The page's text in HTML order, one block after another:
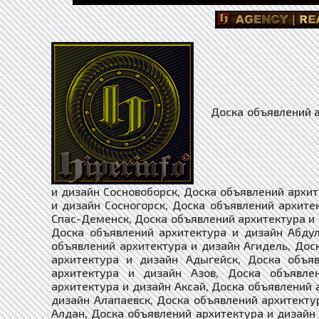
Доска объявлений архитектура и дизайн Сосновка, Доска объявлений архитектура и дизайн Сосновоборск, Доска объявлений архитектура и дизайн Сосновый Бор, Доска объявлений архитектура и дизайн Сосногорск, Доска объявлений архитектура и дизайн Сочи, Доска объявлений архитектура и дизайн Спас-Деменск, Доска объявлений архитектура и дизайн Абаза, Доска объявлений архитектура и дизайн Абакан, Доска объявлений архитектура и дизайн Абдулино, Доска объявлений архитектура и дизайн Абинск, Доска объявлений архитектура и дизайн Агидель, Доска объявлений архитектура и дизайн Агрыз, Доска объявлений архитектура и дизайн Адыгейск, Доска объявлений архитектура и дизайн Азнакаево, Доска объявлений архитектура и дизайн Азов, Доска объявлений архитектура и дизайн Ак-Довурак, Доска объявлений архитектура и дизайн Аксай, Доска объявлений архитектура и дизайн Алагир, Доска объявлений архитектура и дизайн Алапаевск, Доска объявлений архитектура и дизайн Алатырь, Доска объявлений архитектура и дизайн Алдан, Доска объявлений архитектура и дизайн Алейск, Доска объявлений архитектура и дизайн Александров, Доска объявлений архитектура и дизайн Александровск, Доска объявлений архитектура и дизайн Александровск-Сахалинский, Доска объявлений архитектура и дизайн Алексеевка, Доска объявлений архитектура и дизайн Алексин, Доска объявлений архитектура и дизайн Алзамай, Доска объявлений архитектура и дизайн Алупка, Доска объявлений архитектура и дизайн Алушта, Доска объявлений архитектура и дизайн Альметьевск, Доска объявлений архитектура и дизайн Амурск, Доска объявлений архитектура и дизайн Анадырь, Доска объявлений архитектура и дизайн Анапа, Доска объявлений архитектура и дизайн Ангарск, Доска объявлений архитектура и дизайн Андреаполь, Доска объявлений архитектура и дизайн Анжеро-Судженск, Доска объявлений архитектура и дизайн Анива, Доска объявлений архитектура и дизайн Апатиты, Доска объявлений архитектура и дизайн Апрелевка, Доска объявлений архитектура и дизайн Апшеронск, Доска объявлений архитектура и дизайн Арамиль, Доска объявлений архитектура и дизайн Аргун, Доска объявлений архитектура и дизайн Ардатов, Доска объявлений архитектура и дизайн Ардон, Доска объявлений архитектура и дизайн Арзамас, Доска объявлений архитектура и дизайн Аркадак, Доска объявлений архитектура и дизайн Армавир, Доска объявлений архитектура и дизайн Армянск, Доска объявлений архитектура и дизайн Арсеньев, Доска объявлений архитектура и дизайн Арск, Доска объявлений архитектура и дизайн Артём, Доска объявлений архитектура и дизайн Артёмовск, Доска объявлений